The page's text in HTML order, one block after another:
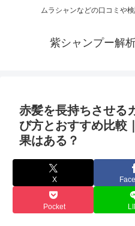
ムラシャンなどの口コミや
紫シャンプー解
赤髪を長持ちさせる
び方とおすすめ比較
果はある？
X
Pocket